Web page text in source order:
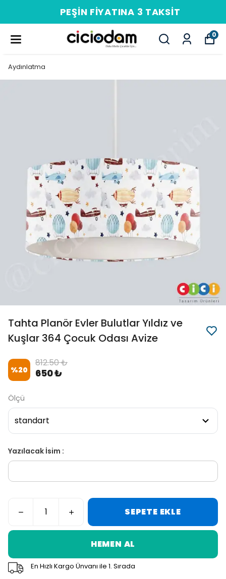
PEŞIN FIYATINA 3 TAKSIT
0
Aydınlatma
Tahta Planör Evler Bulutlar Yıldız ve
Kuşlar 364 Çocuk Odası Avize
%20
812.50 ₺
650 ₺
Ölçü
Yazılacak İsim :
SEPETE EKLE
HEMEN AL
En Hızlı Kargo Ünvanı ile 1. Sırada